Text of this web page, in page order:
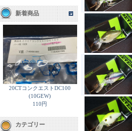
新着商品
20CTコンクエストDC100
(10GEW)
110円
カテゴリー